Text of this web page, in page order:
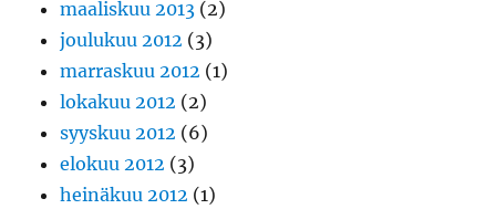
maaliskuu 2013 (2)
joulukuu 2012 (3)
marraskuu 2012 (1)
lokakuu 2012 (2)
syyskuu 2012 (6)
elokuu 2012 (3)
heinäkuu 2012 (1)